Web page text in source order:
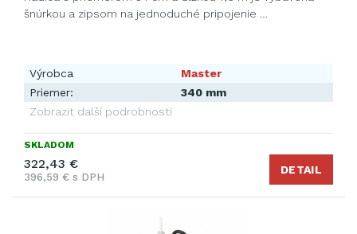
šnúrkou a zipsom na jednoduché pripojenie …
Výrobca
Master
Priemer:
340 mm
Zobrazit další podrobnosti
SKLADOM
322,43 €
396,59 € s DPH
DETAIL